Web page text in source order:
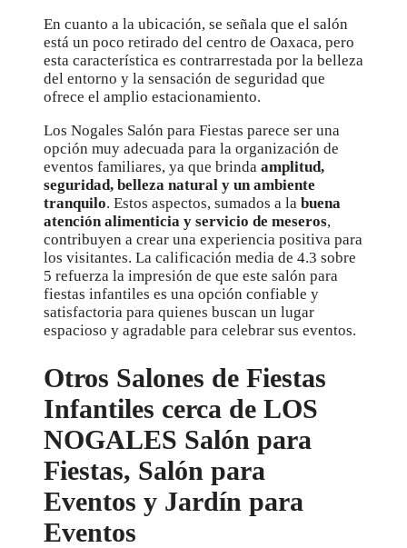
En cuanto a la ubicación, se señala que el salón
está un poco retirado del centro de Oaxaca, pero
esta característica es contrarrestada por la belleza
del entorno y la sensación de seguridad que
ofrece el amplio estacionamiento.
Los Nogales Salón para Fiestas parece ser una
opción muy adecuada para la organización de
eventos familiares, ya que brinda amplitud,
seguridad, belleza natural y un ambiente
tranquilo. Estos aspectos, sumados a la buena
atención alimenticia y servicio de meseros,
contribuyen a crear una experiencia positiva para
los visitantes. La calificación media de 4.3 sobre
5 refuerza la impresión de que este salón para
fiestas infantiles es una opción confiable y
satisfactoria para quienes buscan un lugar
espacioso y agradable para celebrar sus eventos.
Otros Salones de Fiestas
Infantiles cerca de LOS
NOGALES Salón para
Fiestas, Salón para
Eventos y Jardín para
Eventos